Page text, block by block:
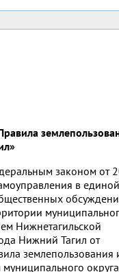
законом от
в единой
Нижнетагильской
Нижний Тагил от
землепользования
округа